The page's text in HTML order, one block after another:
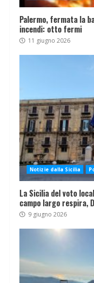
Palermo, fermata la
incendi: otto fermi
11 giugno 2026
Notizie dalla Sicilia
La Sicilia del voto
campo largo respira,
9 giugno 2026